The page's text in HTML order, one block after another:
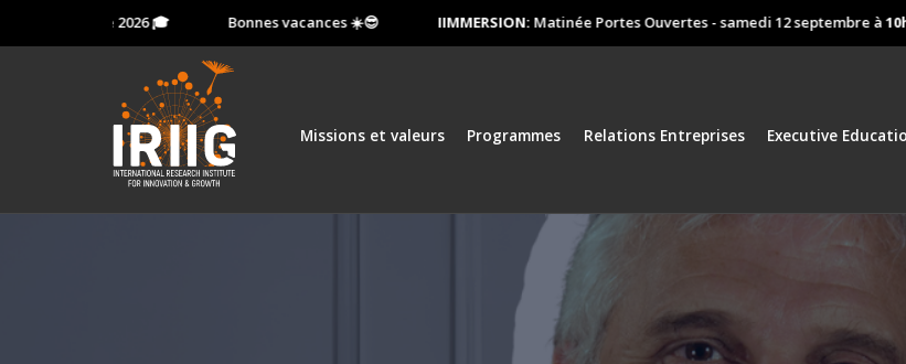
13 octobre 2026 🎓 Bonnes vacances ☀️😎 IIMMERSION:Matinée Portes Ouvertes - samedi 12 septembre à10h 🧡
Missions et valeurs Programmes Relations Entreprises Executive